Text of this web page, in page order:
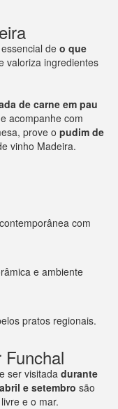
de o que
valoriza ingredientes
de carne em pau
acompanhe com
prove o pudim de
vinho Madeira.
com
e ambiente
pratos regionais.
ser visitada durante
abril e setembro são
e o mar.